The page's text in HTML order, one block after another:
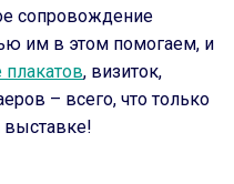
сопровождение
им в этом помогаем, и
плакатов, визиток,
– всего, что только
выставке!